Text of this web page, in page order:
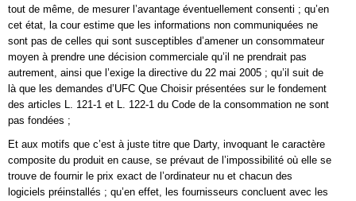
tout de même, de mesurer l’avantage éventuellement consenti ; qu’en
cet état, la cour estime que les informations non communiquées ne
sont pas de celles qui sont susceptibles d’amener un consommateur
moyen à prendre une décision commerciale qu’il ne prendrait pas
autrement, ainsi que l’exige la directive du 22 mai 2005 ; qu’il suit de
là que les demandes d’UFC Que Choisir présentées sur le fondement
des articles L. 121-1 et L. 122-1 du Code de la consommation ne sont
pas fondées ;
Et aux motifs que c’est à juste titre que Darty, invoquant le caractère
composite du produit en cause, se prévaut de l’impossibilité où elle se
trouve de fournir le prix exact de l’ordinateur nu et chacun des
logiciels préinstallés ; qu’en effet, les fournisseurs concluent avec les